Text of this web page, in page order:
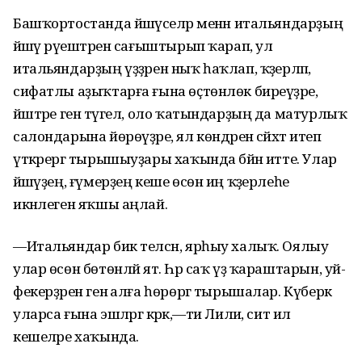
Башҡортостанда йәшәүселәр менән итальяндарҙың
йәшәү рәүештәрен сағыштырып ҡарап, ул
итальяндарҙың үҙҙәрен ныҡ һаҡлап, ҡәҙерләп,
сифатлы аҙыҡтарға ғына өҫтөнлөк биреүҙәре,
йәштәре генә түгел, оло ҡатындарҙың да матурлыҡ
салондарына йөрөүҙәре, ял көндәрен сәйәхәт итеп
үткәрергә тырышыуҙары хаҡында бәйән итте. Улар
йәшәүҙең, ғүмерҙең кеше өсөн иң ҡәҙерлеһе
икәнлеген яҡшы аңлай.
—Итальяндар бик телсән, ярһыу халыҡ. Оялыу
улар өсөн бөтөнләй ят. Һәр саҡ үҙ ҡараштарын, уй-
фекерҙәрен генә алға һөрөргә тырышалар. Күберәк
уларса ғына эшләргә кәрәк,—ти Лилиә, сит ил
кешеләре хаҡында.